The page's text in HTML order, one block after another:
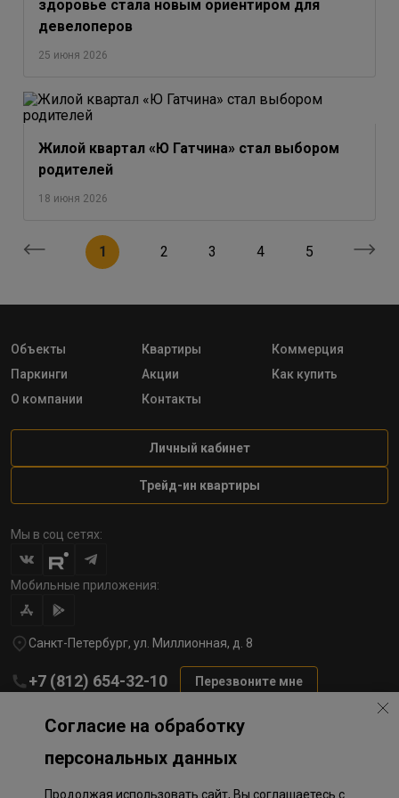
здоровье стала новым ориентиром для
девелоперов
25 июня 2026
Жилой квартал «Ю Гатчина» стал выбором
родителей
18 июня 2026
1 2 3 4 5
Объекты Квартиры
Коммерция
Паркинги
Акции
Как купить
О компании
Контакты
Личный кабинет
Трейд-ин квартиры
Мы в соц сетях:
Мобильные приложения:
Санкт-Петербург, ул. Миллионная, д. 8
+7 (812) 654-32-10 Перезвоните мне
Политика обработки персональных данных
Согласие на обработку
персональных данных
Продолжая использовать сайт, Вы соглашаетесь с